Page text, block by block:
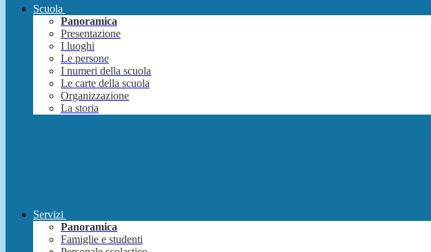
Scuola
Panoramica
Presentazione
I luoghi
Le persone
I numeri della scuola
Le carte della scuola
Organizzazione
La storia
Servizi
Panoramica
Famiglie e studenti